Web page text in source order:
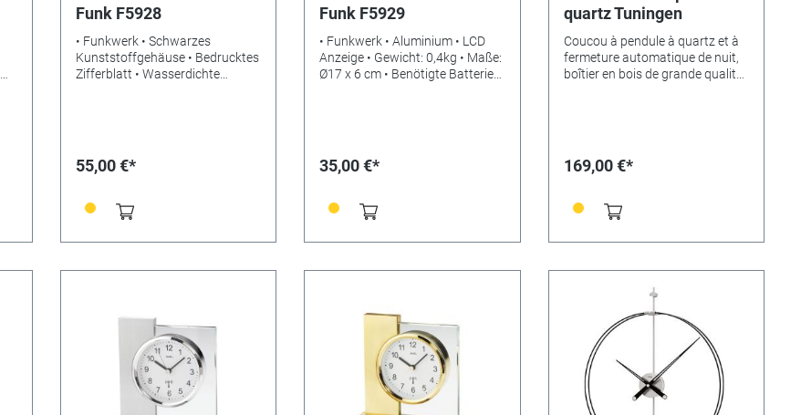
Funk F5928
• Funkwerk • Schwarzes
Kunststoffgehäuse • Bedrucktes
Zifferblatt • Wasserdichte
55,00 €*
Funk F5929
• Funkwerk • Aluminium • LCD
Anzeige • Gewicht: 0,4kg • Maße:
Ø17 x 6 cm • Benötigte Batterien:
35,00 €*
quartz Tuningen
Coucou à pendule à quartz et à
fermeture automatique de nuit,
boîtier en bois de grande qualité,
169,00 €*